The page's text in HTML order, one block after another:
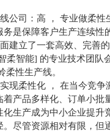
司：高 ， 专业做柔性
务是保障客户生产连续性
建立了一套高效、完善
柔智能] 的专业技术团队
柔性生产线。
柔性化 ， 在当今竞争
着产品多样化、订单小批
化生产成为中小企业提升
。尽管资源相对有限，但